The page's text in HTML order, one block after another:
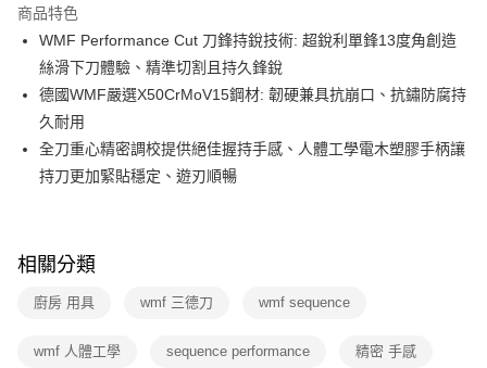
臺灣中小企業銀行
匯豐（台灣）商業銀行
華泰商業銀行
聯邦商業銀行
遠東國際商業銀行
元大商業銀行
永豐商業銀行
玉山商業銀行
台灣樂天信用卡公司
上海商業儲蓄銀行
國泰世華商業銀行
兆豐國際商業銀行
匯豐（台灣）商業銀行
華泰商業銀行
聯邦商業銀行
遠東國際商業銀行
元大商業銀行
玉山商業銀行
星展（台灣）商業銀行
台新國際商業銀行
LINE Pay
Apple Pay
街口支付
Google Pay
ATM付款
宅配
免運費
商品特色
WMF Performance Cut 刀鋒持銳技術: 超銳利單鋒13度角創造
絲滑下刀體驗、精準切割且持久鋒銳
德國WMF嚴選X50CrMoV15鋼材: 韌硬兼具抗崩口、抗鏽防腐持
久耐用
全刀重心精密調校提供絕佳握持手感、人體工學電木塑膠手柄讓
持刀更加緊貼穩定、遊刃順暢
相關分類
廚房 用具 wmf 三德刀 wmf sequence
wmf 人體工學 sequence performance 精密 手感